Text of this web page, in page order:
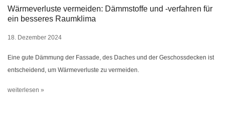
Wärmeverluste vermeiden: Dämmstoffe und -verfahren für
ein besseres Raumklima
18. Dezember 2024
Eine gute Dämmung der Fassade, des Daches und der Geschossdecken ist
entscheidend, um Wärmeverluste zu vermeiden.
weiterlesen »